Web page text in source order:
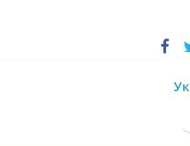
2026/2027 н. р.